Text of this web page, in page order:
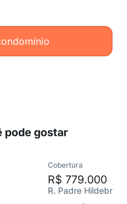
pode gostar
Cobertura
R$ 779.000